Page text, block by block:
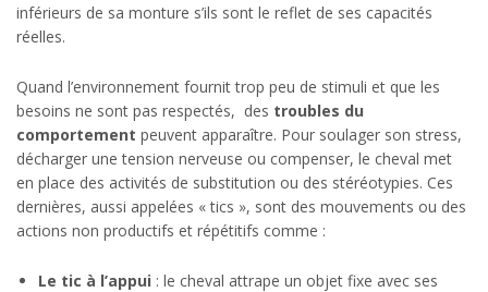
inférieurs de sa monture s’ils sont le reflet de ses capacités
réelles.
Quand l’environnement fournit trop peu de stimuli et que les
besoins ne sont pas respectés, des troubles du
comportement peuvent apparaître. Pour soulager son stress,
décharger une tension nerveuse ou compenser, le cheval met
en place des activités de substitution ou des stéréotypies. Ces
dernières, aussi appelées « tics », sont des mouvements ou des
actions non productifs et répétitifs comme :
Le tic à l’appui : le cheval attrape un objet fixe avec ses